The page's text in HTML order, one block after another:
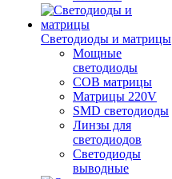
Светодиоды и матрицы
Мощные
светодиоды
COB матрицы
Матрицы 220V
SMD светодиоды
Линзы для
светодиодов
Светодиоды
выводные